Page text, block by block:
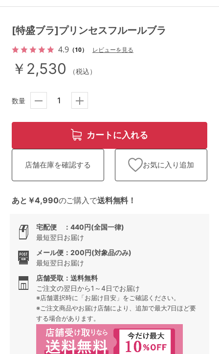
新着アイテム
ランキング
特集ページ
[特盛ブラ]プリンセスフルールブラ
4.9（10） レビューを見る
￥2,530 （税込）
数量
カートに入れる
店舗在庫を確認する お気に入り追加
あと￥4,990のご購入で送料無料！
宅配便 ：440円(全国一律)
最短翌日お届け
メール便：200円(対象品のみ)
最短翌日お届け
店舗受取：送料無料
ご注文の翌日から1～4日でお届け
※店舗選択時に「お届け目安」をご確認ください。
※ご注文商品やお届け店舗により、追加で最大7日ほど要
する場合があります。